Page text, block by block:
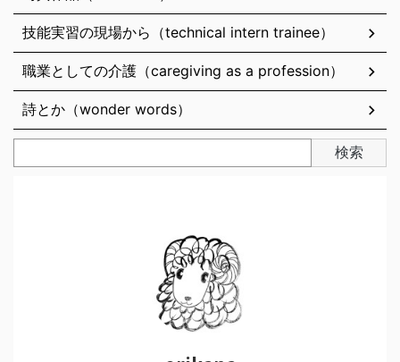
技能実習の現場から（technical intern trainee）
職業としての介護（caregiving as a profession）
詩とか（wonder words）
検索